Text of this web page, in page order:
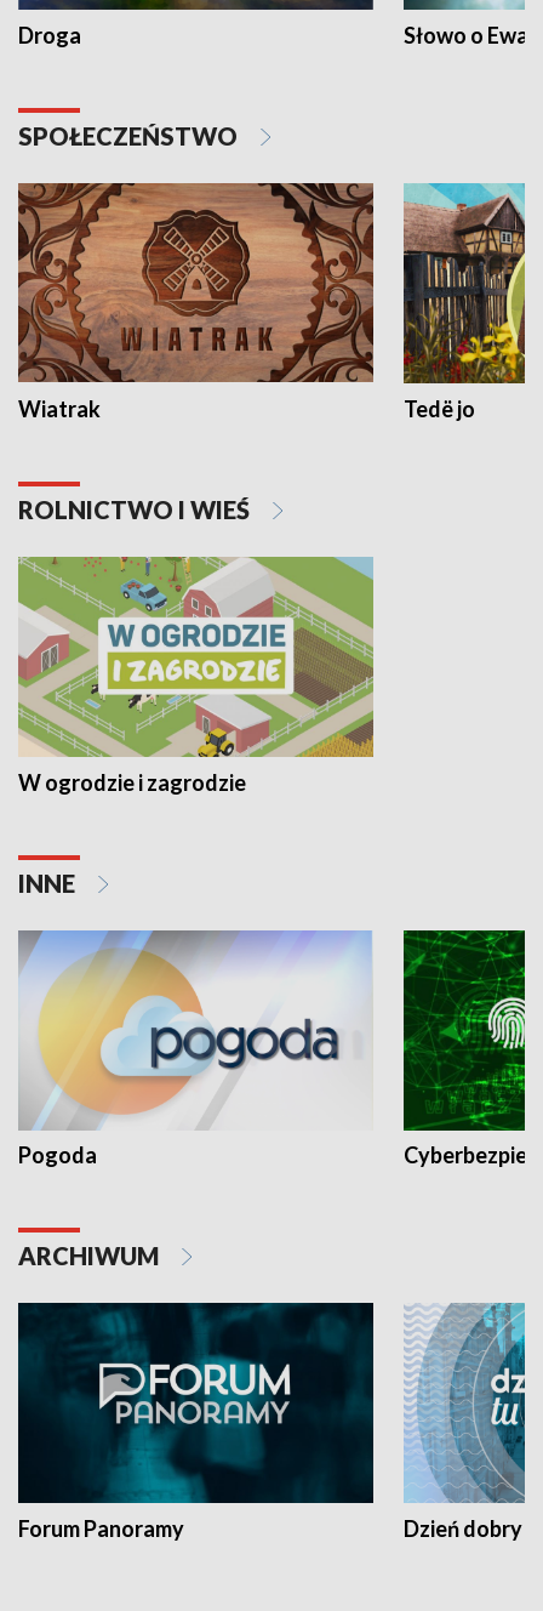
Droga Słowo o
SPOŁECZEŃSTWO
Wiatrak Tedë jo
ROLNICTWO I WIEŚ
W ogrodzie i zagrodzie
INNE
Pogoda
ARCHIWUM
Forum Panoramy Dzień dobry